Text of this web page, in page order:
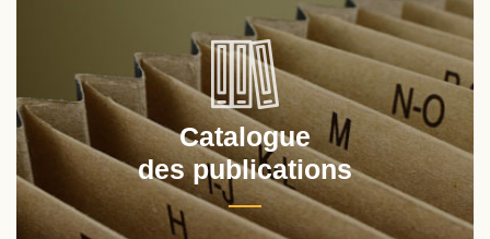
Catalogue
des publications